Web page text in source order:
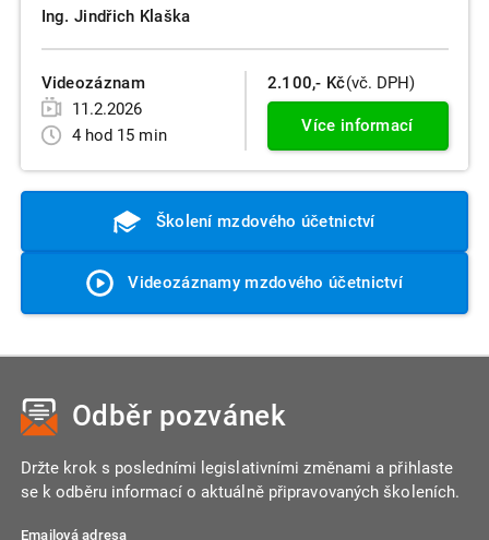
Ing. Jindřich Klaška
Videozáznam
11.2.2026
4 hod 15 min
2.100,- Kč(vč. DPH)
Více informací
Školení mzdového účetnictví
Videozáznamy mzdového účetnictví
Odběr pozvánek
Držte krok s posledními legislativními změnami a přihlaste
se k odběru informací o aktuálně připravovaných školeních.
Emailová adresa